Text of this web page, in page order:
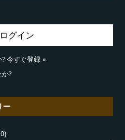
今すぐ登録 »
?
ー